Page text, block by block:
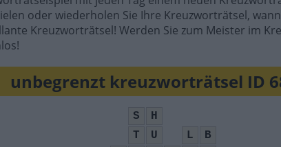
oder wiederholen Sie Ihre Kreuzworträtsel,
Kreuzworträtsel! Werden Sie zum Meister im
unbegrenzt kreuzworträtsel ID
S
H
T
U L
B